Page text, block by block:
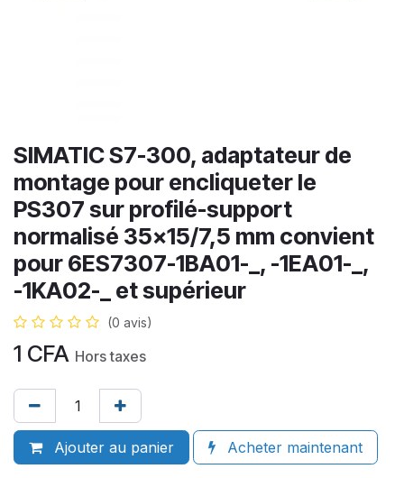
SIMATIC S7-300, adaptateur de
montage pour encliqueter le
PS307 sur profilé-support
normalisé 35x15/7,5 mm convient
pour 6ES7307-1BA01-_, -1EA01-_,
-1KA02-_ et supérieur
(0 avis)
1 CFA Hors taxes
Ajouter au panier Acheter maintenant